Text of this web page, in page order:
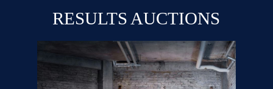
RESULTS AUCTIONS